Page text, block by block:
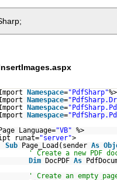
Import Namespace="PdfSharp"%>
Import Namespace=
Import Namespace=
Import Namespace=
Language="VB" %>
runat="server">
Sub Page_Load(sender As
' Create a new PDF
Dim DocPDF As
' Create an empty